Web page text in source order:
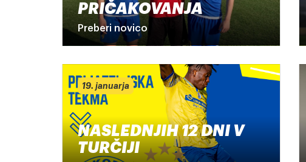
PRIČAKOVANJA
Preberi novico
19. januarja
NASLEDNJIH 12 DNI V
TURČIJI